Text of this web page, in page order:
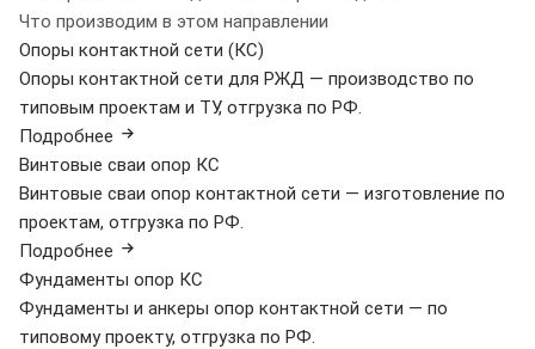
Что производим в этом направлении
Опоры контактной сети (КС)
Опоры контактной сети для РЖД — производство по
типовым проектам и ТУ, отгрузка по РФ.
Подробнее
Винтовые сваи опор КС
Винтовые сваи опор контактной сети — изготовление по
проектам, отгрузка по РФ.
Подробнее
Фундаменты опор КС
Фундаменты и анкеры опор контактной сети — по
типовому проекту, отгрузка по РФ.